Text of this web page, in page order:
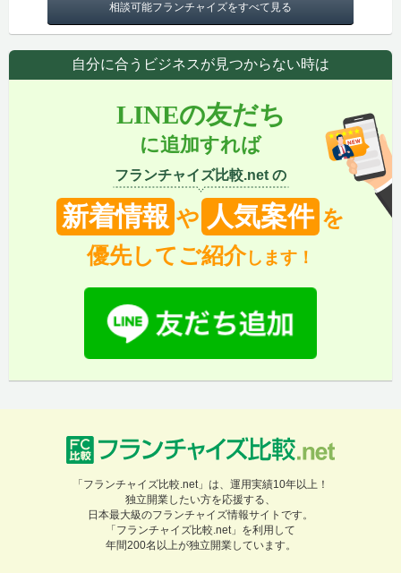
相談可能フランチャイズをすべて見る
自分に合うビジネスが見つからない時は
LINEの友だち
に追加すれば
フランチャイズ比較.net の
新着情報 や 人気案件 を
優先してご紹介します！
「フランチャイズ比較.net」は、運用実績10年以上！
独立開業したい方を応援する、
日本最大級のフランチャイズ情報サイトです。
「フランチャイズ比較.net」を利用して
年間200名以上が独立開業しています。